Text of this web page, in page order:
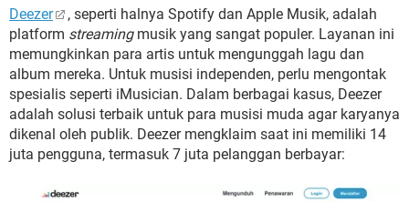
Deezer
, seperti halnya Spotify dan Apple Musik, adalah
platform streamingmusik yang sangat populer. Layanan ini
memungkinkan para artis untuk mengunggah lagu dan
album mereka. Untuk musisi independen, perlu mengontak
spesialis seperti iMusician. Dalam berbagai kasus, Deezer
adalah solusi terbaik untuk para musisi muda agar karyanya
dikenal oleh publik. Deezer mengklaim saat ini memiliki 14
juta pengguna, termasuk 7 juta pelanggan berbayar: